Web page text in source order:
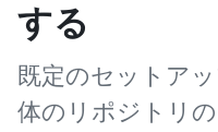
する
既定のセットア
体のリポジトリ